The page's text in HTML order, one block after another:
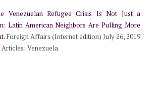
Venezuelan Refugee Crisis Is Not Just a
Latin American Neighbors Are Pulling More
Foreign Affairs (Internet edition) July 26, 2019
Venezuela.